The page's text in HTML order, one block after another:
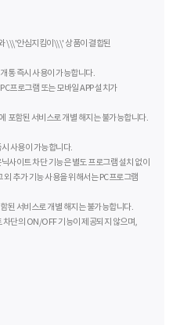
\\\'안심지킴이\\\' 상품이 결합된
통 즉시 사용이 가능합니다.
프로그램 또는 모바일 APP 설치가
포함된 서비스로 개별 해지는 불가능합니다.
사용이 가능합니다.
사이트 차단 기능은 별도 프로그램 설치 없이
외 추가 기능 사용을 위해서는 PC프로그램
된 서비스로 개별 해지는 불가능합니다.
차단의 ON/OFF 기능이 제공되지 않으며,